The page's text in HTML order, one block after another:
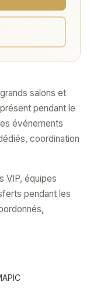
salons et
pendant le
événements
coordination
VIP, équipes
pendant les